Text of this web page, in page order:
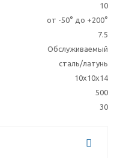
10
от -50° до +200°
7.5
Обслуживаемый
сталь/латунь
10x10x14
500
30